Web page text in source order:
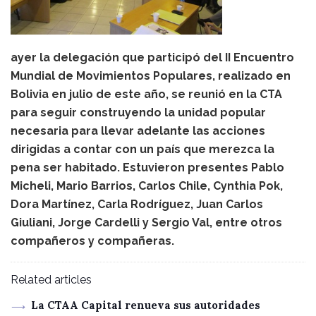
ayer la delegación que participó del II Encuentro
Mundial de Movimientos Populares, realizado en
Bolivia en julio de este año, se reunió en la CTA
para seguir construyendo la unidad popular
necesaria para llevar adelante las acciones
dirigidas a contar con un país que merezca la
pena ser habitado. Estuvieron presentes Pablo
Micheli, Mario Barrios, Carlos Chile, Cynthia Pok,
Dora Martínez, Carla Rodríguez, Juan Carlos
Giuliani, Jorge Cardelli y Sergio Val, entre otros
compañeros y compañeras.
Related articles
La CTAA Capital renueva sus autoridades